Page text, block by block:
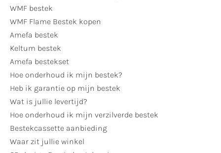
WMF bestek
WMF Flame Bestek kopen
Amefa bestek
Keltum bestek
Amefa bestekset
Hoe onderhoud ik mijn bestek?
Heb ik garantie op mijn bestek
Wat is jullie levertijd?
Hoe onderhoud ik mijn verzilverde bestek
Bestekcassette aanbieding
Waar zit jullie winkel